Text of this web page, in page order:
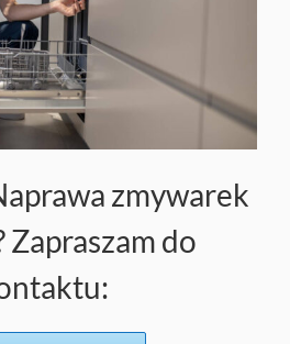
zmywarek
do